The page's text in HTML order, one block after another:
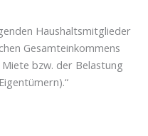
Haushaltsmitglieder
Gesamteinkommens
bzw. der Belastung